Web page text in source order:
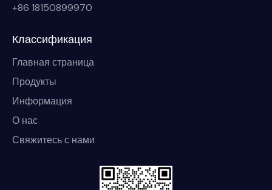
+86 18150899970
Классификация
Главная страница
Продукты
Информация
О нас
Свяжитесь с нами